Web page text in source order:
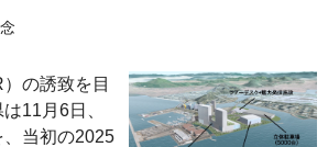
の誘致を目
11月6日、
、当初の2025